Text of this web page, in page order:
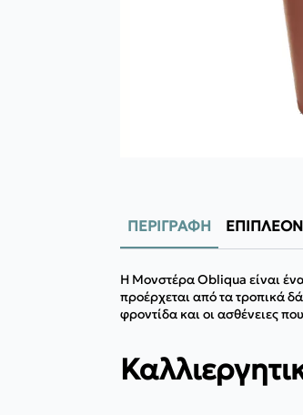
ΠΕΡΙΓΡΑΦΉ
Η Μονστέρα Obliqua είναι
προέρχεται από τα τροπικά
φροντίδα και οι ασθένειες